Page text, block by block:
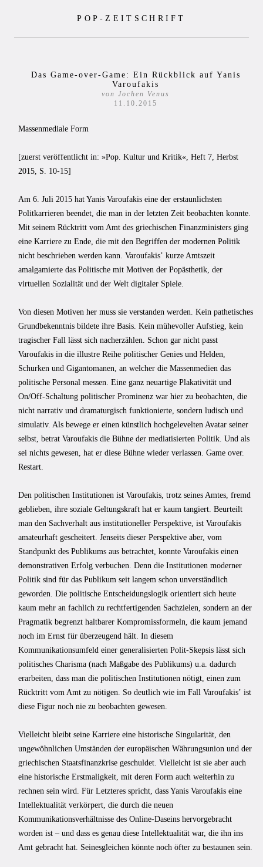
POP-ZEITSCHRIFT
Das Game-over-Game: Ein Rückblick auf Yanis
Varoufakis
von Jochen Venus
11.10.2015
Massenmediale Form
[zuerst veröffentlicht in: »Pop. Kultur und Kritik«, Heft 7, Herbst
2015, S. 10-15]
Am 6. Juli 2015 hat Yanis Varoufakis eine der erstaunlichsten
Politkarrieren beendet, die man in der letzten Zeit beobachten konnte.
Mit seinem Rücktritt vom Amt des griechischen Finanzministers ging
eine Karriere zu Ende, die mit den Begriffen der modernen Politik
nicht beschrieben werden kann. Varoufakisʼ kurze Amtszeit
amalgamierte das Politische mit Motiven der Popästhetik, der
virtuellen Sozialität und der Welt digitaler Spiele.
Von diesen Motiven her muss sie verstanden werden. Kein pathetisches
Grundbekenntnis bildete ihre Basis. Kein mühevoller Aufstieg, kein
tragischer Fall lässt sich nacherzählen. Schon gar nicht passt
Varoufakis in die illustre Reihe politischer Genies und Helden,
Schurken und Gigantomanen, an welcher die Massenmedien das
politische Personal messen. Eine ganz neuartige Plakativität und
On/Off-Schaltung politischer Prominenz war hier zu beobachten, die
nicht narrativ und dramaturgisch funktionierte, sondern ludisch und
simulativ. Als bewege er einen künstlich hochgelevelten Avatar seiner
selbst, betrat Varoufakis die Bühne der mediatisierten Politik. Und als
sei nichts gewesen, hat er diese Bühne wieder verlassen. Game over.
Restart.
Den politischen Institutionen ist Varoufakis, trotz seines Amtes, fremd
geblieben, ihre soziale Geltungskraft hat er kaum tangiert. Beurteilt
man den Sachverhalt aus institutioneller Perspektive, ist Varoufakis
amateurhaft gescheitert. Jenseits dieser Perspektive aber, vom
Standpunkt des Publikums aus betrachtet, konnte Varoufakis einen
demonstrativen Erfolg verbuchen. Denn die Institutionen moderner
Politik sind für das Publikum seit langem schon unverständlich
geworden. Die politische Entscheidungslogik orientiert sich heute
kaum mehr an fachlich zu rechtfertigenden Sachzielen, sondern an der
Pragmatik begrenzt haltbarer Kompromissformeln, die kaum jemand
noch im Ernst für überzeugend hält. In diesem
Kommunikationsumfeld einer generalisierten Polit-Skepsis lässt sich
politisches Charisma (nach Maßgabe des Publikums) u.a. dadurch
erarbeiten, dass man die politischen Institutionen nötigt, einen zum
Rücktritt vom Amt zu nötigen. So deutlich wie im Fall Varoufakisʼ ist
diese Figur noch nie zu beobachten gewesen.
Vielleicht bleibt seine Karriere eine historische Singularität, den
ungewöhnlichen Umständen der europäischen Währungsunion und der
griechischen Staatsfinanzkrise geschuldet. Vielleicht ist sie aber auch
eine historische Erstmaligkeit, mit deren Form auch weiterhin zu
rechnen sein wird. Für Letzteres spricht, dass Yanis Varoufakis eine
Intellektualität verkörpert, die durch die neuen
Kommunikationsverhältnisse des Online-Daseins hervorgebracht
worden ist – und dass es genau diese Intellektualität war, die ihn ins
Amt gebracht hat. Seinesgleichen könnte noch öfter zu bestaunen sein.